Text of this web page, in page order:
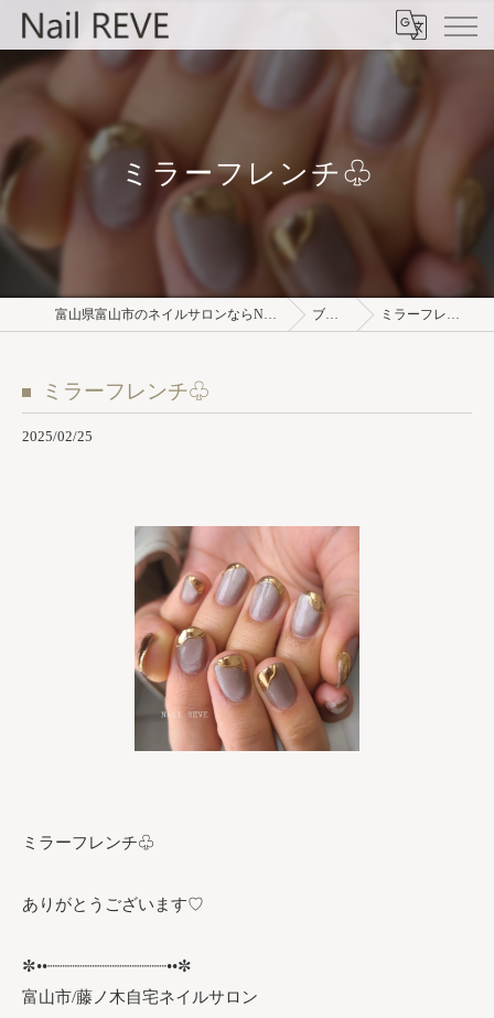
ミラーフレンチ♧
富山県富山市のネイルサロンならNail REVE ブログ ミラーフレンチ♧
ミラーフレンチ♧
2025/02/25
ミラーフレンチ♧
ありがとうございます♡
✼••┈┈┈┈┈┈┈┈┈┈┈┈••✼
富山市/藤ノ木自宅ネイルサロン